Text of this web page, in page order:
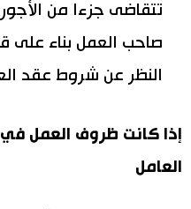
تتقاضى جزءا من
صاحب العمل بناء على
النظر عن شروط عقد
إذا كانت ظروف العمل
العامل